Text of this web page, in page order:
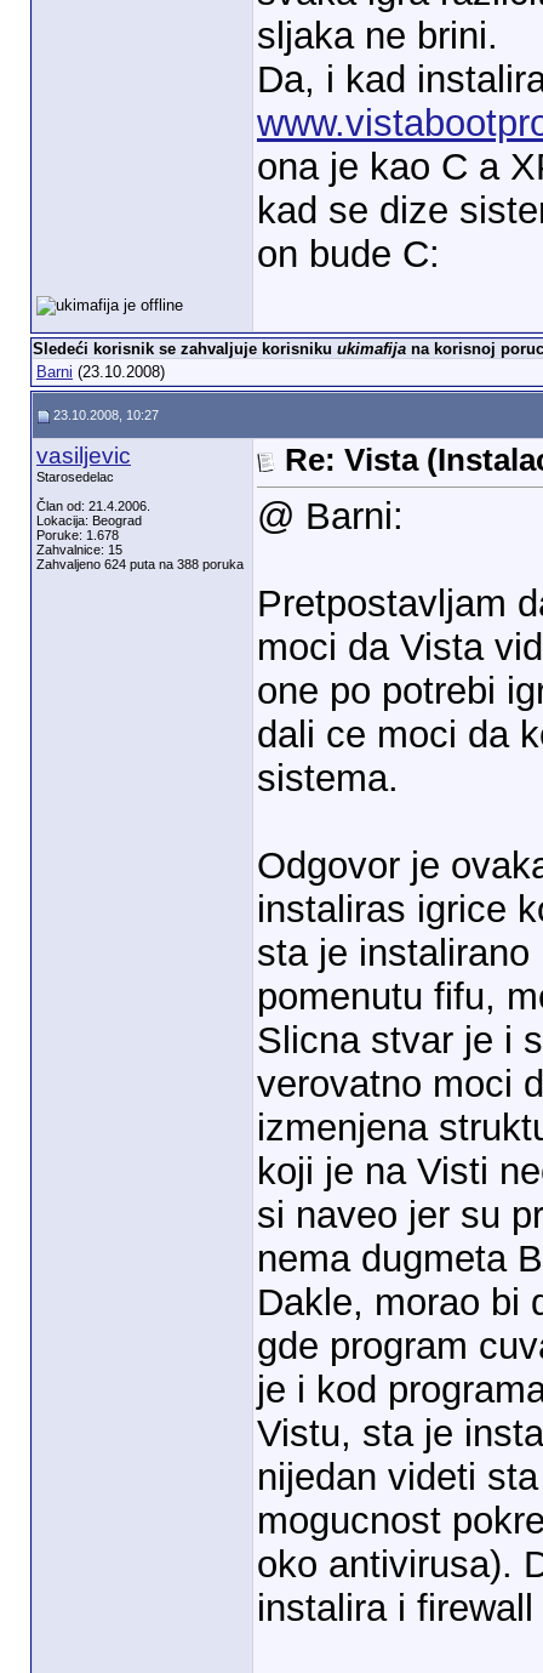
sljaka ne brini.
Da, i kad
ona je kao C a
kad se dize
on bude C:
Sledeći korisnik se zahvaljuje korisniku ukimafijana korisnoj
Barni (23.10.2008)
23.10.2008, 10:27
vasiljevic
Starosedelac
Član od: 21.4.2006.
Lokacija: Beograd
Poruke: 1.678
Zahvalnice: 15
Zahvaljeno 624 puta na 388 poruka
Re: Vista
@ Barni:
Pretpostavljam
moci da Vista
one po potrebi
dali ce moci da
sistema.
Odgovor je
instaliras igrice
sta je
pomenutu fifu,
Slicna stvar je i
verovatno moci
izmenjena
koji je na Visti
si naveo jer su
nema dugmeta
Dakle, morao bi
gde program
je i kod
Vistu, sta je
nijedan videti
mogucnost
oko antivirusa).
instalira i